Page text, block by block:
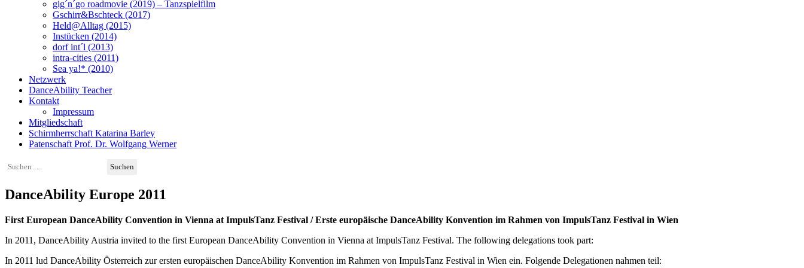
gig´n´go roadmovie (2019) – Tanzspielfilm
Gschirr&Bschteck (2017)
Held@Alltag (2015)
Instücken (2014)
dorf int´l (2013)
intra-cities (2011)
Sea ya!* (2010)
Netzwerk
DanceAbility Teacher
Kontakt
Impressum
Mitgliedschaft
Schirmherrschaft Katarina Barley
Patenschaft Prof. Dr. Wolfgang Werner
Suchen
DanceAbility Europe 2011
First European DanceAbility Convention in Vienna at ImpulsTanz Festival / Erste europäische DanceAbility Konvention im Rahmen von ImpulsTanz Festival in Wien
In 2011, DanceAbility Austria invited to the first European DanceAbility Convention in Vienna at ImpulsTanz Festival. The following delegations took part:
In 2011 lud DanceAbility Österreich zur ersten europäischen DanceAbility Konvention im Rahmen von ImpulsTanz Festival in Wien ein. Folgende Delegationen nahmen teil: